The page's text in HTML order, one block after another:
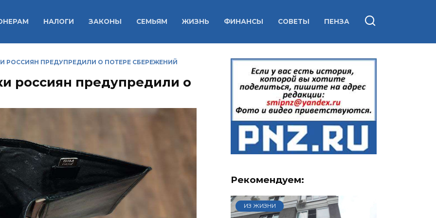
НАЛОГИ ЗАКОНЫ СЕМЬЯМ ЖИЗНЬ ФИНАНСЫ СОВЕТЫ ПЕНЗА
РОССИЯН ПРЕДУПРЕДИЛИ О ПОТЕРЕ СБЕРЕЖЕНИЙ
россиян предупредили о
Рекомендуем:
ИЗ ЖИЗНИ